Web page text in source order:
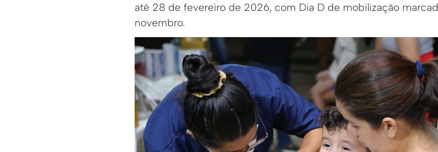
até 28 de fevereiro de 2026, com Dia D de mobilização
novembro.